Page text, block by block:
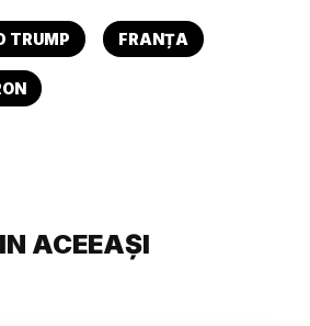
TRUMP FRANȚA
ACEEAȘI